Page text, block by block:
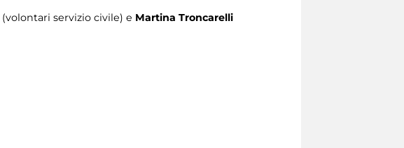
(volontari servizio civile) e Martina Troncarelli